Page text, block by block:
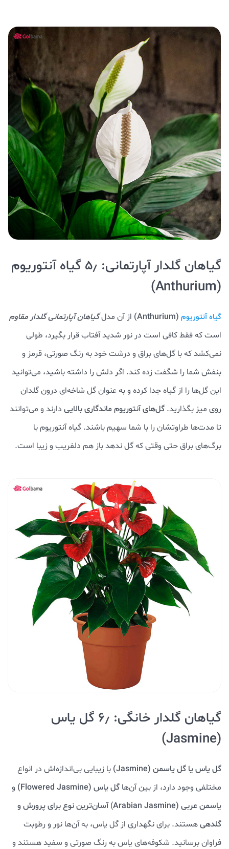
گیاهان گلدار آپارتمانی: ۵٫ گیاه آنتوریوم
(Anthurium)
گیاه آنتوریوم (Anthurium) از آن مدلگیاهان آپارتمانی گلدار مقاوم
است که فقط کافی است در نور شدید آفتاب قرار بگیرد، طولی
نمی‌کشد که با گل‌های براق و درشت خود به رنگ صورتی، قرمز و
بنفش شما را شگفت زده کند. اگر دلش را داشته باشید، می‌توانید
این گل‌ها را از گیاه جدا کرده و به عنوان گل شاخه‌ای درون گلدان
روی میز بگذارید. گل‌های آنتوریوم ماندگاری بالایی دارند و می‌توانند
تا مدت‌ها طراوتشان را با شما سهیم باشند. گیاه آنتوریوم با
برگ‌های براق حتی وقتی که گل ندهد باز هم دلفریب و زیبا است.
گیاهان گلدار خانگی: ۶٫ گل یاس
(Jasmine)
گل یاس یا گل یاسمن (Jasmine)
با زیبایی بی‌اندازه‌اش در انواع
مختلفی وجود دارد، از بین آن‌ها گل یاس (Flowered Jasmine)
و
یاسمن عربی (Arabian Jasmine
)آسان‌ترین نوع برای پرورش و
گلدهیهستند. برای نگهداری از گل یاس، به آن‌ها نور و رطوبت
فراوان برسانید. شکوفه‌های یاس به رنگ صورتی و سفید هستند و